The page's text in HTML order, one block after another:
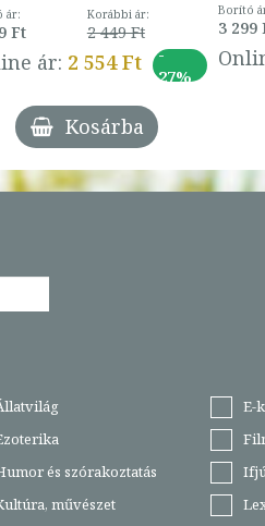
ár:
Ft
Korábbi ár:
2 449 Ft
ár: 2 554 Ft
-
27%
Kosárba
Borító
3 299
E-
és szórakoztatás
művészet